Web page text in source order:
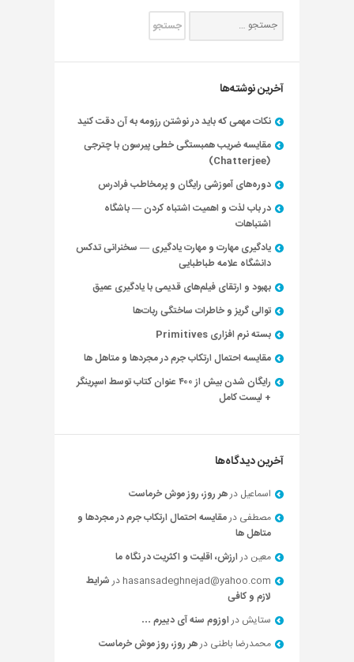
آخرین نوشته‌ها
نکات مهمی که باید در نوشتن رزومه به آن دقت کنید
مقایسه ضریب همبستگی خطی پیرسون با چترجی
(Chatterjee)
دوره‌های آموزشی رایگان و پرمخاطب فرادرس
در باب لذت و اهمیت اشتباه کردن — باشگاه
اشتباهات
یادگیری مهارت و مهارت یادگیری — سخنرانی تدکس
دانشگاه علامه طباطبایی
بهبود و ارتقای فیلم‌های قدیمی با یادگیری عمیق
توالی گریز و خاطرات ساختگی ربات‌ها
بسته نرم افزاری Primitives
مقایسه احتمال ارتکاب جرم در مجردها و متاهل ها
رایگان شدن بیش از ۴۰۰ عنوان کتاب توسط اسپرینگر
+ لیست کامل
آخرین دیدگاه‌ها
اسماعیل درهر روز، روز موش خرماست
مصطفی درمقایسه احتمال ارتکاب جرم در مجردها و
متاهل ها
معین درارزش، اقلیت و اکثریت در نگاه ما
hasansadeghnejad@yahoo.com درشرایط
لازم و کافی
ستایش دراوزوم سنه آی دییرم …
محمدرضا باطنی درهر روز، روز موش خرماست